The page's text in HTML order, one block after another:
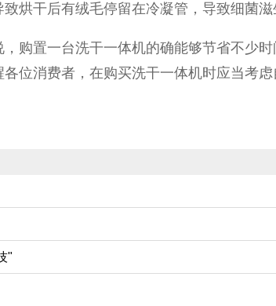
烘干后有绒毛停留在冷凝管，导致细菌滋
购置一台洗干一体机的确能够节省不少
位消费者，在购买洗干一体机时应当考虑
"